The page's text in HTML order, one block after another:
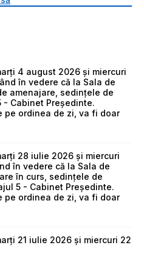
4 august 2026 și miercuri
în vedere că la Sala de
amenajare, sedințele de
Cabinet Președinte.
pe ordinea de zi, va fi doar
28 iulie 2026 și miercuri
în vedere că la Sala de
în curs, sedințele de
5 - Cabinet Președinte.
pe ordinea de zi, va fi doar
21 iulie 2026 și miercuri 22